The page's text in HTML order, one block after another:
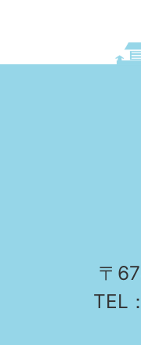
〒
TEL